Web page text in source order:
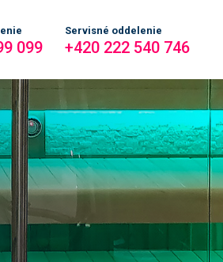
099
Servisné oddelenie
+420 222 540 746